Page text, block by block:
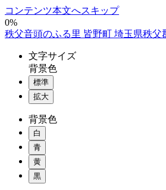
コンテンツ本文へスキップ
0%
秩父音頭のふる里 皆野町 埼玉県秩父
文字サイズ
背景色
標準
拡大
背景色
白
青
黄
黒